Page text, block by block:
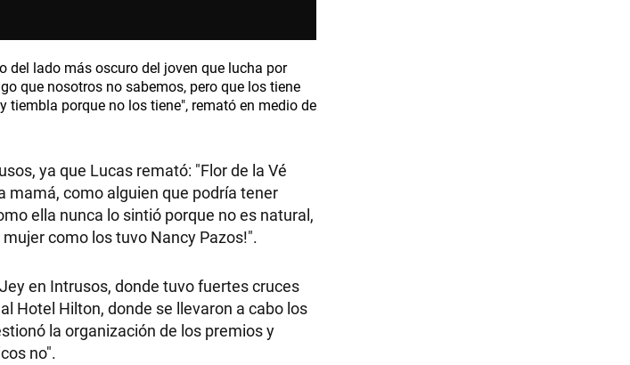
del lado más oscuro del joven que lucha por
que nosotros no sabemos, pero que los tiene
tiembla porque no los tiene", remató en medio de
ya que Lucas remató: "Flor de la Vé
mamá, como alguien que podría tener
ella nunca lo sintió porque no es natural,
como los tuvo Nancy Pazos!".
en Intrusos, donde tuvo fuertes cruces
Hotel Hilton, donde se llevaron a cabo los
la organización de los premios y
no".
RECETAS
PALABRAS
HORÓSCOPO